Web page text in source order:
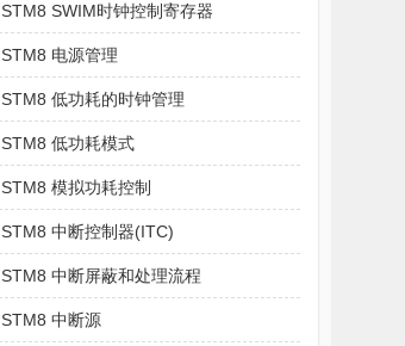
STM8 SWIM时钟控制寄存器
STM8 电源管理
STM8 低功耗的时钟管理
STM8 低功耗模式
STM8 模拟功耗控制
STM8 中断控制器(ITC)
STM8 中断屏蔽和处理流程
STM8 中断源